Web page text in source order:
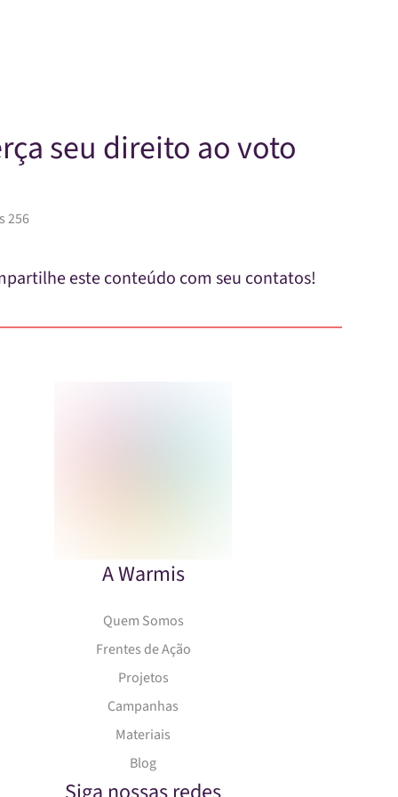
seu direito ao voto
256
este conteúdo com seu contatos!
A Warmis
Quem Somos
Frentes de Ação
Projetos
Campanhas
Materiais
Blog